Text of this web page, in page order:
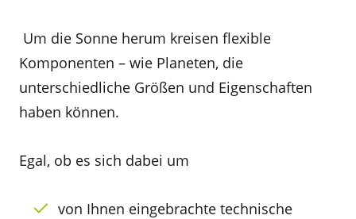
Um die Sonne herum kreisen flexible
Komponenten – wie Planeten, die
unterschiedliche Größen und Eigenschaften
haben können.
Egal, ob es sich dabei um
von Ihnen eingebrachte technische